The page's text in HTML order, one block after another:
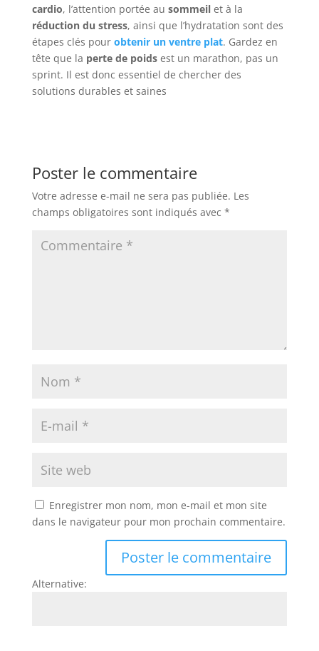
cardio, l’attention portée au sommeilet à la
réduction du stress, ainsi que l’hydratation sont des
étapes clés pour obtenir un ventre plat. Gardez en
tête que la perte de poidsest un marathon, pas un
sprint. Il est donc essentiel de chercher des
solutions durables et saines
Poster le commentaire
Votre adresse e-mail ne sera pas publiée. Les
champs obligatoires sont indiqués avec *
Enregistrer mon nom, mon e-mail et mon site
dans le navigateur pour mon prochain commentaire.
Alternative: